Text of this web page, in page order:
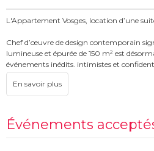
L'Appartement Vosges, location d’une
Chef d’œuvre de design contemporain
lumineuse et épurée de 150 m² est
événements inédits, intimistes et
belles places de France.
Keys vous offre une rare opportunité de
Vosges. Le Loft Vosges, superbe
vivre distingué et conceptuel de 150 m²
personnes. Lieu atypique et idéal pour
Paris
Événements